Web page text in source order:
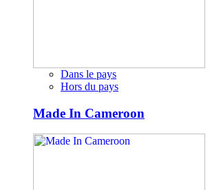
Dans le pays
Hors du pays
Made In Cameroon